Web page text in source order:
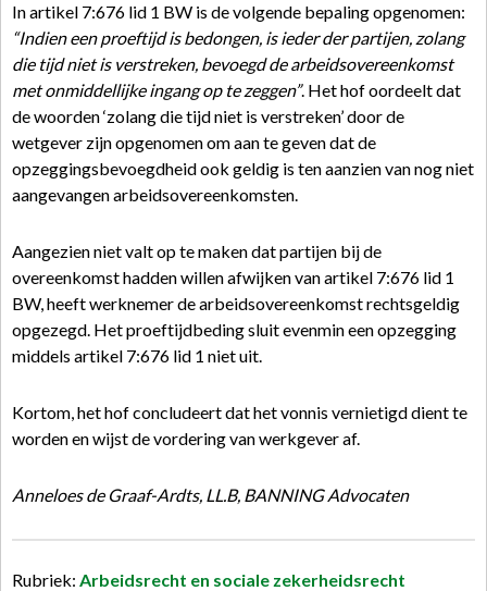
In artikel 7:676 lid 1 BW is de volgende bepaling opgenomen:
“Indien een proeftijd is bedongen, is ieder der partijen, zolang
die tijd niet is verstreken, bevoegd de arbeidsovereenkomst
met onmiddellijke ingang op te zeggen”. Het hof oordeelt dat
de woorden ‘zolang die tijd niet is verstreken’ door de
wetgever zijn opgenomen om aan te geven dat de
opzeggingsbevoegdheid ook geldig is ten aanzien van nog niet
aangevangen arbeidsovereenkomsten.
Aangezien niet valt op te maken dat partijen bij de
overeenkomst hadden willen afwijken van artikel 7:676 lid 1
BW, heeft werknemer de arbeidsovereenkomst rechtsgeldig
opgezegd. Het proeftijdbeding sluit evenmin een opzegging
middels artikel 7:676 lid 1 niet uit.
Kortom, het hof concludeert dat het vonnis vernietigd dient te
worden en wijst de vordering van werkgever af.
Anneloes de Graaf-Ardts, LL.B, BANNING Advocaten
Rubriek: Arbeidsrecht en sociale zekerheidsrecht